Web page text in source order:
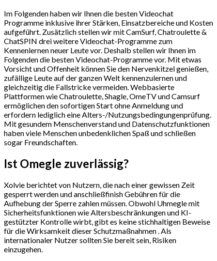
Im Folgenden haben wir Ihnen die besten Videochat
Programme inklusive ihrer Stärken, Einsatzbereiche und Kosten
aufgeführt. Zusätzlich stellen wir mit CamSurf, Chatroulette &
ChatSPIN drei weitere Videochat-Programme zum
Kennenlernen neuer Leute vor. Deshalb stellen wir Ihnen im
Folgenden die besten Videochat-Programme vor. Mit etwas
Vorsicht und Offenheit können Sie den Nervenkitzel genießen,
zufällige Leute auf der ganzen Welt kennenzulernen und
gleichzeitig die Fallstricke vermeiden. Webbasierte
Plattformen wie Chatroulette, Shagle, OmeTV und Camsurf
ermöglichen den sofortigen Start ohne Anmeldung und
erfordern lediglich eine Alters-/Nutzungsbedingungenprüfung.
Mit gesundem Menschenverstand und Datenschutzfunktionen
haben viele Menschen unbedenklichen Spaß und schließen
sogar Freundschaften.
Ist Omegle zuverlässig?
Xolvie berichtet von Nutzern, die nach einer gewissen Zeit
gesperrt werden und anschließfinish Gebühren für die
Aufhebung der Sperre zahlen müssen. Obwohl Uhmegle mit
Sicherheitsfunktionen wie Altersbeschränkungen und KI-
gestützter Kontrolle wirbt, gibt es keine stichhaltigen Beweise
für die Wirksamkeit dieser Schutzmaßnahmen . Als
internationaler Nutzer sollten Sie bereit sein, Risiken
einzugehen.